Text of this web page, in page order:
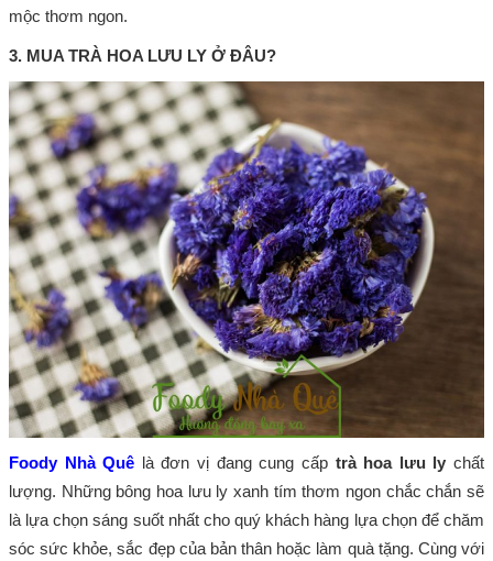
mộc thơm ngon.
3. MUA TRÀ HOA LƯU LY Ở ĐÂU?
Foody Nhà Quê là đơn vị đang cung cấp trà hoa lưu ly chất
lượng. Những bông hoa lưu ly xanh tím thơm ngon chắc chắn sẽ
là lựa chọn sáng suốt nhất cho quý khách hàng lựa chọn để chăm
sóc sức khỏe, sắc đẹp của bản thân hoặc làm quà tặng. Cùng với